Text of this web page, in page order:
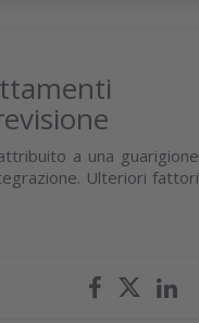
a una guarigione
Ulteriori fattori